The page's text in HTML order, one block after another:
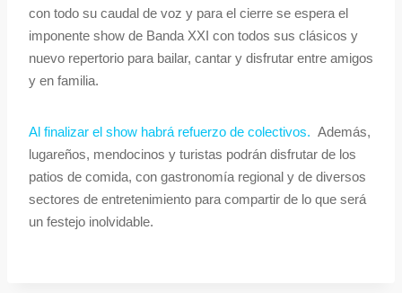
con todo su caudal de voz y para el cierre se espera el
imponente show de Banda XXI con todos sus clásicos y
nuevo repertorio para bailar, cantar y disfrutar entre amigos
y en familia.
Al finalizar el show habrá refuerzo de colectivos. Además,
lugareños, mendocinos y turistas podrán disfrutar de los
patios de comida, con gastronomía regional y de diversos
sectores de entretenimiento para compartir de lo que será
un festejo inolvidable.